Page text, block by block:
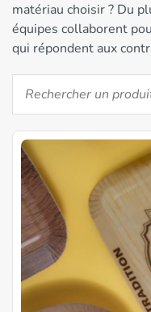
matériau choisir ? Du
équipes collaborent
qui répondent aux